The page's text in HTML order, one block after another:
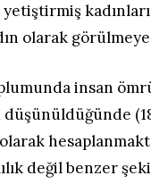
yetiştirmiş
olarak
insan
düşünüldüğünde
değil benzer